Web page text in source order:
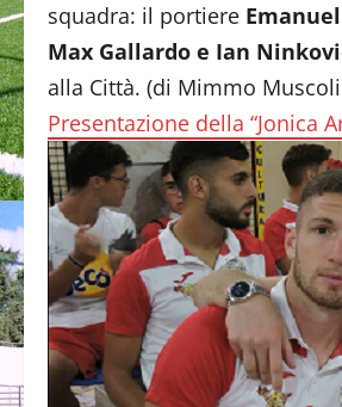
squadra: il portiere
Max Gallardo e Ian
alla Città. (di Mimmo
Presentazione della “Jonica